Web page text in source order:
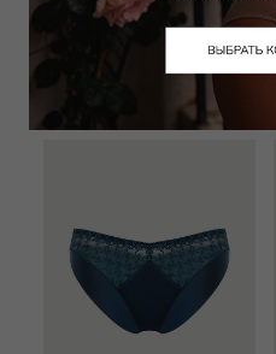
3 600₽ 8 000